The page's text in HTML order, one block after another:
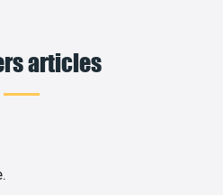
articles